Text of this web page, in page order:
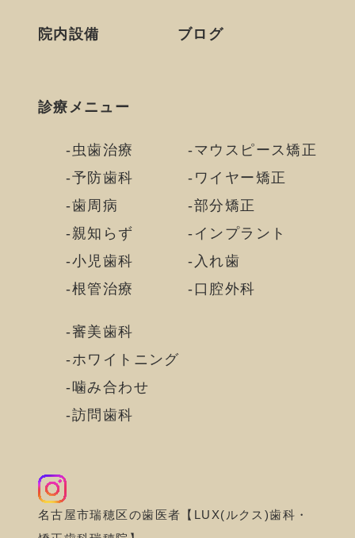
院内設備 ブログ
診療メニュー
虫歯治療
予防歯科
歯周病
親知らず
小児歯科
根管治療
マウスピース矯正
ワイヤー矯正
部分矯正
インプラント
入れ歯
口腔外科
審美歯科
ホワイトニング
噛み合わせ
訪問歯科
名古屋市瑞穂区の歯医者【LUX(ルクス)歯科・